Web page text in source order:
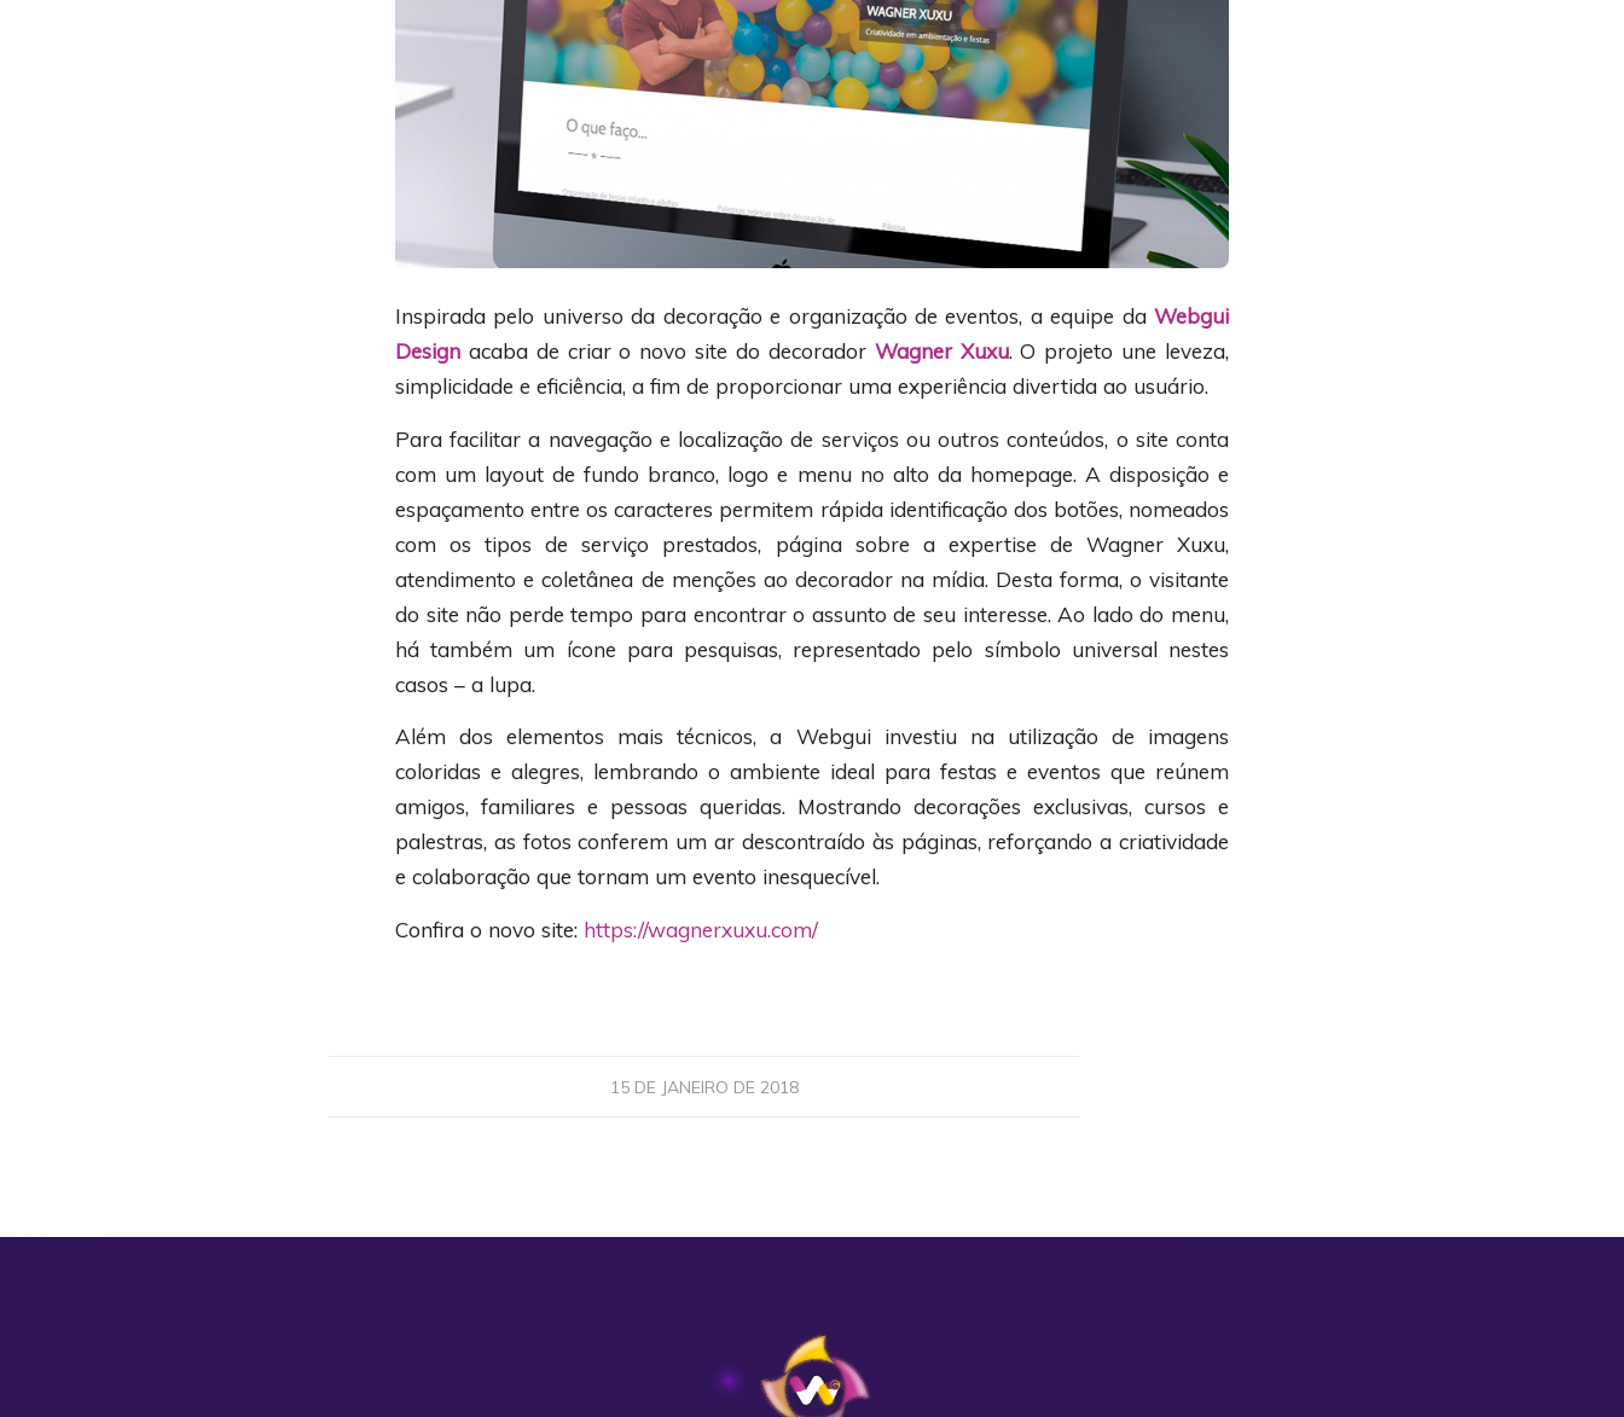
Inspirada pelo universo da decoração e organização de eventos, a equipe da Webgui
Design acaba de criar o novo site do decorador Wagner Xuxu. O projeto une leveza,
simplicidade e eficiência, a fim de proporcionar uma experiência divertida ao usuário.
Para facilitar a navegação e localização de serviços ou outros conteúdos, o site conta
com um layout de fundo branco, logo e menu no alto da homepage. A disposição e
espaçamento entre os caracteres permitem rápida identificação dos botões, nomeados
com os tipos de serviço prestados, página sobre a expertise de Wagner Xuxu,
atendimento e coletânea de menções ao decorador na mídia. Desta forma, o visitante
do site não perde tempo para encontrar o assunto de seu interesse. Ao lado do menu,
há também um ícone para pesquisas, representado pelo símbolo universal nestes
casos – a lupa.
Além dos elementos mais técnicos, a Webgui investiu na utilização de imagens
coloridas e alegres, lembrando o ambiente ideal para festas e eventos que reúnem
amigos, familiares e pessoas queridas. Mostrando decorações exclusivas, cursos e
palestras, as fotos conferem um ar descontraído às páginas, reforçando a criatividade
e colaboração que tornam um evento inesquecível.
Confira o novo site: https://wagnerxuxu.com/
15 DE JANEIRO DE 2018